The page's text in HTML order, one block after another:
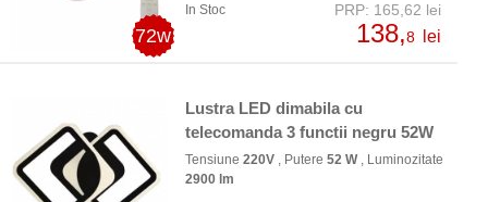
72w
In Stoc PRP: 165,62 lei
138,8 lei
Lustra LED dimabila cu
telecomanda 3 functii negru 52W
Tensiune 220V , Putere 52 W, Luminozitate
2900 lm